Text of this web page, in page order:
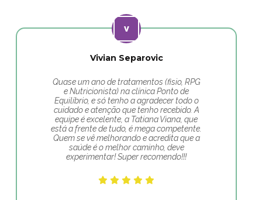
Vivian Separovic
Quase um ano de tratamentos (fisio, RPG
e Nutricionista) na clínica Ponto de
Equilíbrio, e só tenho a agradecer todo o
cuidado e atenção que tenho recebido. A
equipe é excelente, a Tatiana Viana, que
está a frente de tudo, é mega competente.
Quem se vê melhorando e acredita que a
saúde é o melhor caminho, deve
experimentar! Super recomendo!!!